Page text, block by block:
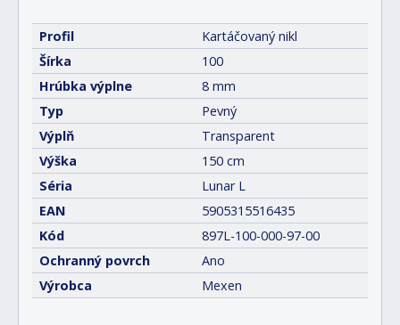
Profil
Kartáčovaný nikl
Šírka
100
Hrúbka výplne
8 mm
Typ
Pevný
Výplň
Transparent
Výška
150 cm
Séria
Lunar L
EAN
5905315516435
Kód
897L-100-000-97-00
Ochranný povrch
Ano
Výrobca
Mexen